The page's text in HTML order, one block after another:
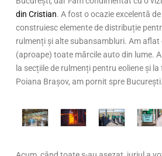
din Cristian. A fost o ocazie excelentă
construiesc elemente de distribuție
rulmenți și alte subansambluri. Am aflat
(aproape) toate mărcile auto din lume.
la secțiile de rulmenți pentru eoliene și
Poiana Brașov, am pornit spre București.